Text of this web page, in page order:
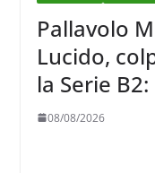
Pallavolo
Lucido,
la Serie
08/08/2026